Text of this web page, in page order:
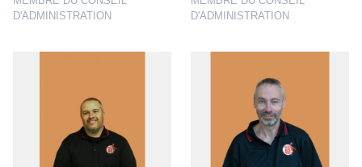
D'ADMINISTRATION
D'ADMINISTRATION